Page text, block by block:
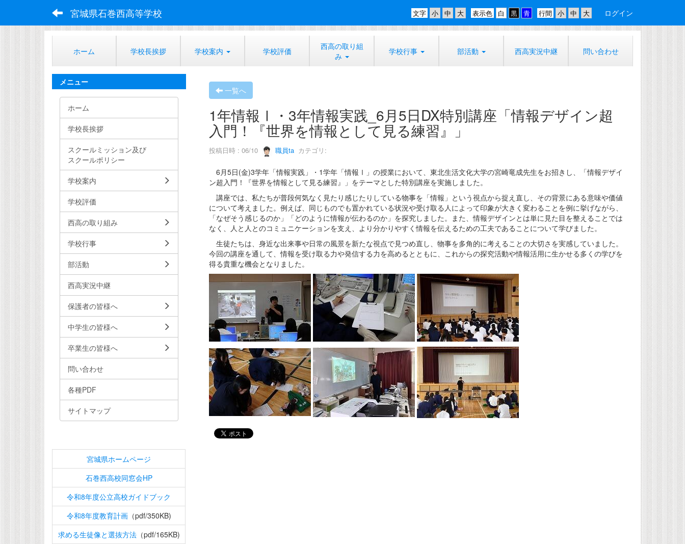
宮城県石巻西高等学校 行間
表示色
文字 ログイン
ホーム 学校長挨拶 学校案内 学校評価
西高の取り組
み
学校行事 部活動 西高実況中継 問い合わせ
一覧へ
1年情報Ⅰ・3年情報実践_6月5日DX特別講座「情報デザイン超
入門！『世界を情報として見る練習』」
投稿日時 : 06/10 職員taカテゴリ:
6月5日(金)3学年「情報実践」・1学年「情報Ⅰ」の授業において、東北生活文化大学の宮崎竜成先生をお招きし、「情報デザイ
ン超入門！『世界を情報として見る練習』」をテーマとした特別講座を実施しました。
講座では、私たちが普段何気なく見たり感じたりしている物事を「情報」という視点から捉え直し、その背景にある意味や価値
について考えました。例えば、同じものでも置かれている状況や受け取る人によって印象が大きく変わることを例に挙げながら、
「なぜそう感じるのか」「どのように情報が伝わるのか」を探究しました。また、情報デザインとは単に見た目を整えることでは
なく、人と人とのコミュニケーションを支え、より分かりやすく情報を伝えるための工夫であることについて学びました。
生徒たちは、身近な出来事や日常の風景を新たな視点で見つめ直し、物事を多角的に考えることの大切さを実感していました。
今回の講座を通して、情報を受け取る力や発信する力を高めるとともに、これからの探究活動や情報活用に生かせる多くの学びを
得る貴重な機会となりました。
メニュー
ホーム
学校長挨拶
スクールミッション及び
スクールポリシー
学校案内
学校評価
西高の取り組み
学校行事
部活動
西高実況中継
保護者の皆様へ
中学生の皆様へ
卒業生の皆様へ
問い合わせ
各種PDF
サイトマップ
宮城県ホームページ
石巻西高校同窓会HP
令和8年度公立高校ガイドブック
令和8年度教育計画（pdf/350KB)
求める生徒像と選抜方法（pdf/165KB)